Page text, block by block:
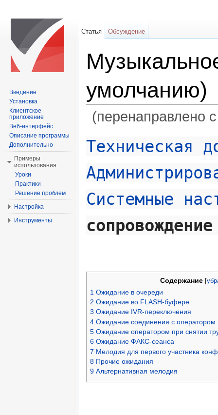
умолчанию)
(перенаправлено
Техническая
Системные
Содержание [
1 Ожидание в очереди
2 Ожидание во FLASH-буфере
3 Ожидание IVR-переключения
4 Ожидание соединения с оператором
5 Ожидание оператором при снятии
6 Ожидание ФАКС-сеанса
7 Мелодия для первого участника
8 Прочие ожидания
9 Альтернативная мелодия
Статья Обсуждение
Введение
Установка
Клиентское
приложение
Веб-интерфейс
Описание программы
Дополнительно
Примеры
использования
Уроки
Практики
Решение проблем
Настройка
Инструменты